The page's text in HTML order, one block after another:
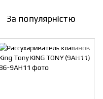
За популярністю